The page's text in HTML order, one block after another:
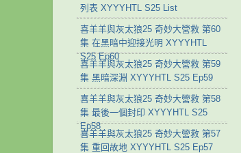
列表 XYYYHTL S25 List
喜羊羊與灰太狼25 奇妙大營救 第60
集 在黑暗中迎接光明 XYYYHTL
S25 Ep60
喜羊羊與灰太狼25 奇妙大營救 第59
集 黑暗深淵 XYYYHTL S25 Ep59
喜羊羊與灰太狼25 奇妙大營救 第58
集 最後一個封印 XYYYHTL S25
Ep58
喜羊羊與灰太狼25 奇妙大營救 第57
集 重回故地 XYYYHTL S25 Ep57